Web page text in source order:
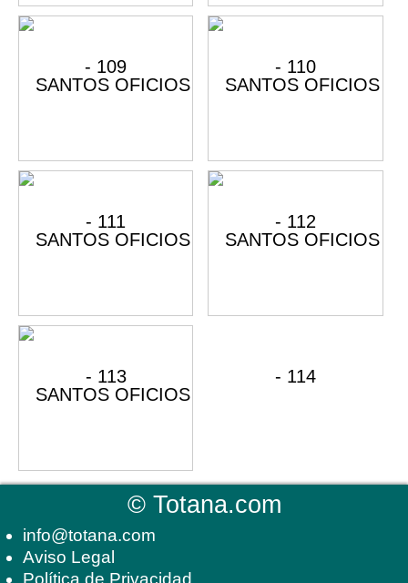
©Totana.com
info@totana.com
Aviso Legal
Política de Privacidad